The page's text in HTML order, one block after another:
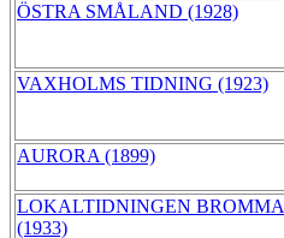
ÖSTRA SMÅLAND (1928)
VAXHOLMS TIDNING (1923)
AURORA (1899)
LOKALTIDNINGEN BROMMA
(1933)